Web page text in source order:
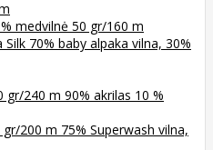
medvilnė 50 gr/160 m
Silk 70% baby alpaka vilna, 30%
gr/240 m 90% akrilas 10 %
200 m 75% Superwash vilna,